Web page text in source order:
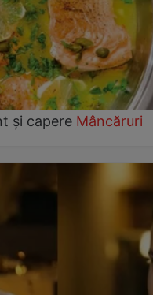
și capere Mâncăruri